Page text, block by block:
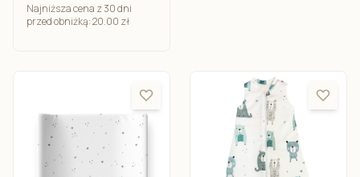
Najniższa cena z 30 dni
przed obniżką: 20.00 zł